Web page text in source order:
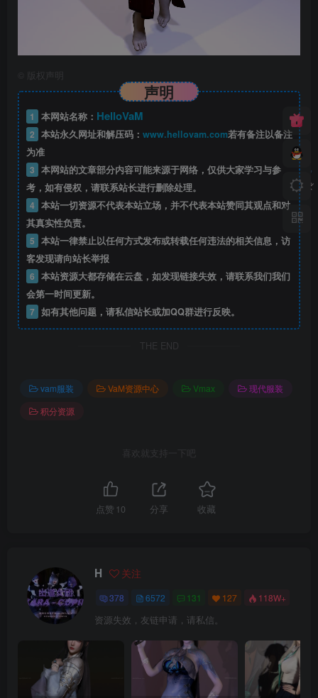
版权声明
声明
1 本网站名称： HelloVaM
2 本站永久网址和解压码： www.hellovam.com若有备注以备注
为准
3 本网站的文章部分内容可能来源于网络，仅供大家学习与参
考，如有侵权，请联系站长进行删除处理。
4 本站一切资源不代表本站立场，并不代表本站赞同其观点和对
其真实性负责。
5 本站一律禁止以任何方式发布或转载任何违法的相关信息，访
客发现请向站长举报
6 本站资源大都存储在云盘，如发现链接失效，请联系我们我们
会第一时间更新。
7 如有其他问题，请私信站长或加QQ群进行反映。
THE END
vam服装 VaM资源中心 Vmax
现代服装
积分资源
喜欢就支持一下吧
点赞 10 分享 收藏
H 关注
378 6572 131 127 118W+
资源失效，友链申请，请私信。